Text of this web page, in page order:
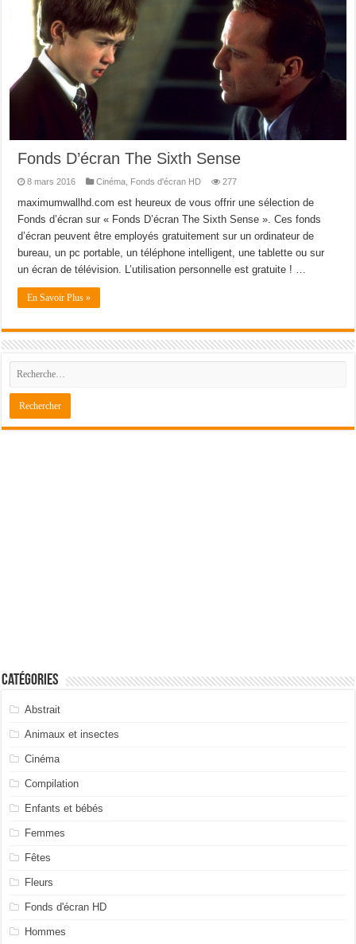
Fonds D’écran The Sixth Sense
8 mars 2016 Cinéma Fonds d'écran HD 277
maximumwallhd.com est heureux de vous offrir une sélection de
Fonds d’écran sur « Fonds D’écran The Sixth Sense ». Ces fonds
d’écran peuvent être employés gratuitement sur un ordinateur de
bureau, un pc portable, un téléphone intelligent, une tablette ou sur
un écran de télévision. L’utilisation personnelle est gratuite ! …
En Savoir Plus »
Catégories
Abstrait
Animaux et insectes
Cinéma
Compilation
Enfants et bébés
Femmes
Fêtes
Fleurs
Fonds d'écran HD
Hommes